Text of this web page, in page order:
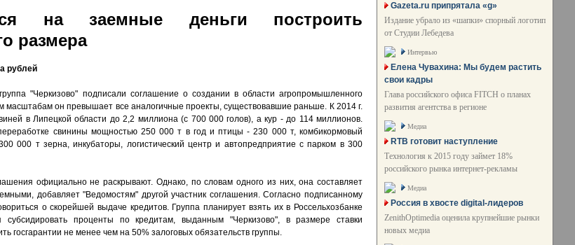
на заемные деньги построить
размера
рублей
"Черкизово" подписали соглашение о создании в области агропромышленного
он превышает все аналогичные проекты, существовавшие раньше. К 2014 г.
в Липецкой области до 2,2 миллиона (с 700 000 голов), а кур - до 114 миллионов.
свинины мощностью 250 000 т в год и птицы - 230 000 т, комбикормовый
000 т зерна, инкубаторы, логистический центр и автопредприятие с парком в 300
официально не раскрывают. Однако, по словам одного из них, она составляет
добавляет "Ведомостям" другой участник соглашения. Согласно подписанному
о скорейшей выдаче кредитов. Группа планирует взять их в Россельхозбанке
проценты по кредитам, выданным "Черкизово", в размере ставки
госгарантии не менее чем на 50% залоговых обязательств группы.
Gazeta.ru припрятала «g»
Издание убрало из «шапки» спорный логотип
от Студии Лебедева
Интервью
Елена Чувахина: Мы будем растить
свои кадры
Глава российского офиса FITCH о планах
развития агентства в регионе
Медиа
RTB готовит наступление
Технология к 2015 году займет 18%
российского рынка интернет-рекламы
Медиа
Россия в хвосте digital-лидеров
ZenithOptimedia оценила крупнейшие рынки
новых медиа